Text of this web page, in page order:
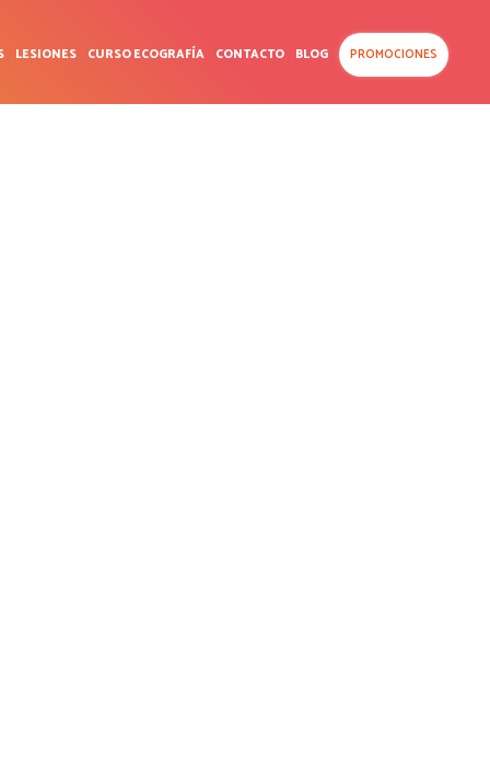
LESIONES CURSO ECOGRAFÍA CONTACTO BLOG PROMOCIONES